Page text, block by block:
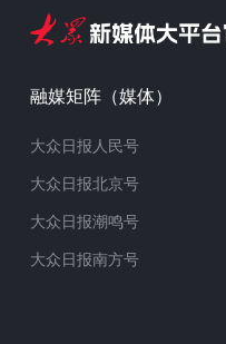
融媒矩阵（媒体）
大众日报人民号
大众日报北京号
大众日报潮鸣号
大众日报南方号